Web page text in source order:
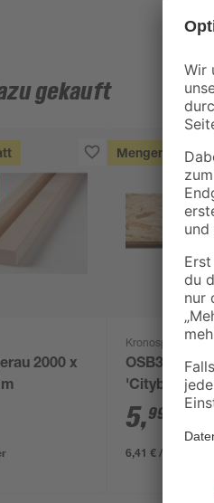
gekauft
2000 x
Mengenrabatt
Kronospan
OSB3-
'Cityboard'
634 x 12 mm
5,99
6,41 € / Pack